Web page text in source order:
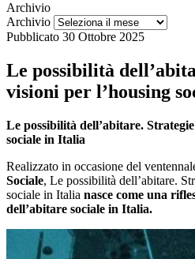
Archivio
Archivio
Pubblicato 30 Ottobre 2025
Le possibilità
visioni per l’housing
Le possibilità dell’abitare.
sociale in Italia
Realizzato in occasione del
Sociale, Le possibilità dell’abitare.
sociale in Italia nasce come una
dell’abitare sociale in Italia.